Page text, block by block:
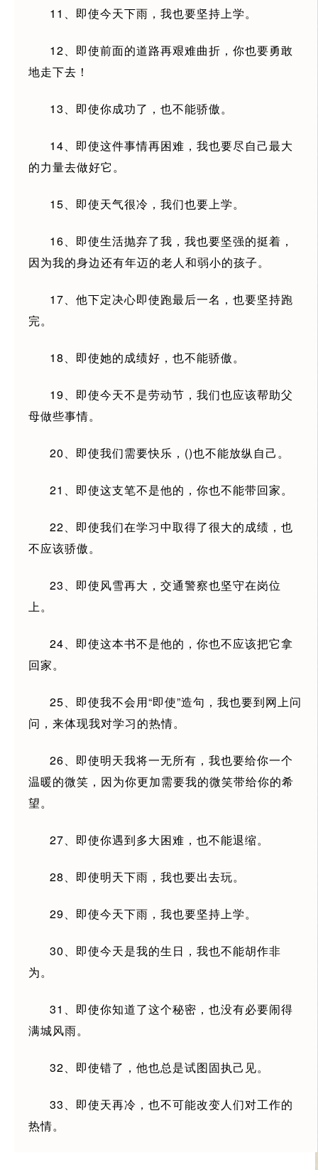
11、即使今天下雨，我也要坚持上学。
12、即使前面的道路再艰难曲折，你也要勇敢
地走下去！
13、即使你成功了，也不能骄傲。
14、即使这件事情再困难，我也要尽自己最大
的力量去做好它。
15、即使天气很冷，我们也要上学。
16、即使生活抛弃了我，我也要坚强的挺着，
因为我的身边还有年迈的老人和弱小的孩子。
17、他下定决心即使跑最后一名，也要坚持跑
完。
18、即使她的成绩好，也不能骄傲。
19、即使今天不是劳动节，我们也应该帮助父
母做些事情。
20、即使我们需要快乐，()也不能放纵自己。
21、即使这支笔不是他的，你也不能带回家。
22、即使我们在学习中取得了很大的成绩，也
不应该骄傲。
23、即使风雪再大，交通警察也坚守在岗位
上。
24、即使这本书不是他的，你也不应该把它拿
回家。
25、即使我不会用“即使”造句，我也要到网上问
问，来体现我对学习的热情。
26、即使明天我将一无所有，我也要给你一个
温暖的微笑，因为你更加需要我的微笑带给你的希
望。
27、即使你遇到多大困难，也不能退缩。
28、即使明天下雨，我也要出去玩。
29、即使今天下雨，我也要坚持上学。
30、即使今天是我的生日，我也不能胡作非
为。
31、即使你知道了这个秘密，也没有必要闹得
满城风雨。
32、即使错了，他也总是试图固执己见。
33、即使天再冷，也不可能改变人们对工作的
热情。